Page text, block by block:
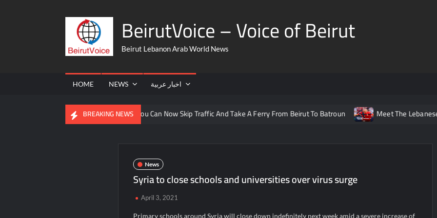
BeirutVoice – Voice of Beirut
Beirut Lebanon Arab World News
HOME NEWS اخبار عربية
BREAKING NEWS
The United States You Can Now Skip Traffic And Take A Ferry From Beirut To Batroun Meet The Lebanese Helping
News
Syria to close schools and universities over virus surge
April 3, 2021
Primary schools around Syria will close down indefinitely next week amid a severe increase of